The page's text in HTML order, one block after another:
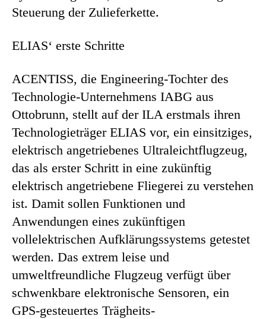
Steuerung der Zulieferkette.
ELIAS‘ erste Schritte
ACENTISS, die Engineering-Tochter des
Technologie-Unternehmens IABG aus
Ottobrunn, stellt auf der ILA erstmals ihren
Technologieträger ELIAS vor, ein einsitziges,
elektrisch angetriebenes Ultraleichtflugzeug,
das als erster Schritt in eine zukünftig
elektrisch angetriebene Fliegerei zu verstehen
ist. Damit sollen Funktionen und
Anwendungen eines zukünftigen
vollelektrischen Aufklärungssystems getestet
werden. Das extrem leise und
umweltfreundliche Flugzeug verfügt über
schwenkbare elektronische Sensoren, ein
GPS-gesteuertes Trägheits-